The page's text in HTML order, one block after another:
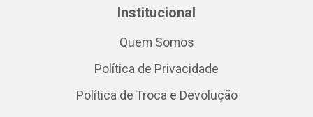
Institucional
Quem Somos
Política de Privacidade
Política de Troca e Devolução